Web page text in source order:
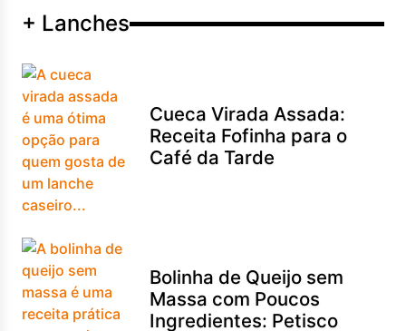
+ Lanches
Cueca Virada Assada:
Receita Fofinha para o
Café da Tarde
Bolinha de Queijo sem
Massa com Poucos
Ingredientes: Petisco